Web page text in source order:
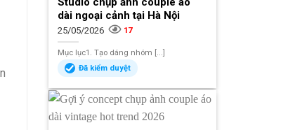
dài ngoại cảnh tại Hà Nội
25/05/2026 17
Mục lục1. Tạo dáng nhóm [...]
Đã kiểm duyệt